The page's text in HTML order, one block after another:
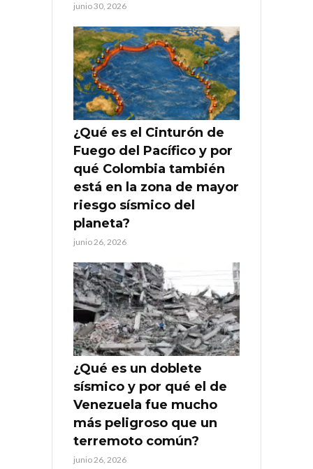
junio 30, 2026
¿Qué es el Cinturón de
Fuego del Pacífico y por
qué Colombia también
está en la zona de mayor
riesgo sísmico del
planeta?
junio 26, 2026
¿Qué es un doblete
sísmico y por qué el de
Venezuela fue mucho
más peligroso que un
terremoto común?
junio 26, 2026